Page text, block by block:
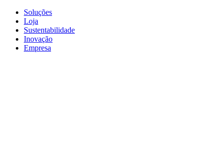
Soluções
Loja
Sustentabilidade
Inovação
Empresa